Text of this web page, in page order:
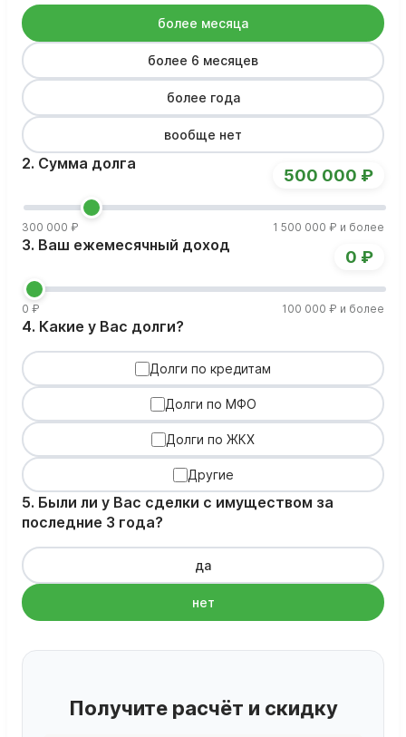
более месяца
более 6 месяцев
более года
вообще нет
2. Сумма долга
300 000 ₽ 1 500 000 ₽ и более
500 000 ₽
3. Ваш ежемесячный доход
0 ₽ 100 000 ₽ и более
0 ₽
4. Какие у Вас долги?
Долги по кредитам
Долги по МФО
Долги по ЖКХ
Другие
5. Были ли у Вас сделки с имуществом за
последние 3 года?
да
нет
Получите расчёт и скидку